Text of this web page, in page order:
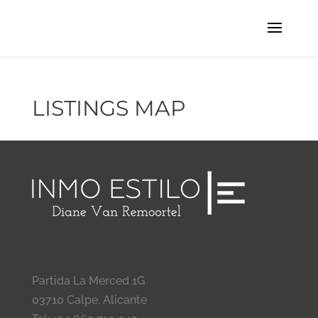
LISTINGS MAP
Partida La Merced 1G
03710 Calpe, Alicante